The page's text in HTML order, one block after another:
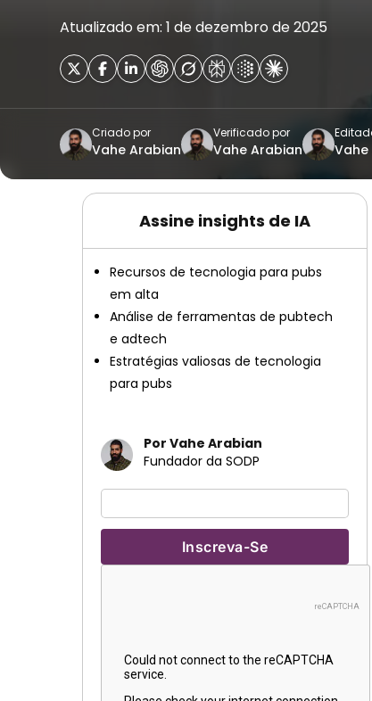
Atualizado em: 1 de dezembro de 2025
Criado por
Vahe Arabian
Verificado por
Vahe Arabian
Assine insights de IA
Recursos de tecnologia para pubs
em alta
Análise de ferramentas de pubtech
e adtech
Estratégias valiosas de tecnologia
para pubs
Por Vahe Arabian
Fundador da SODP